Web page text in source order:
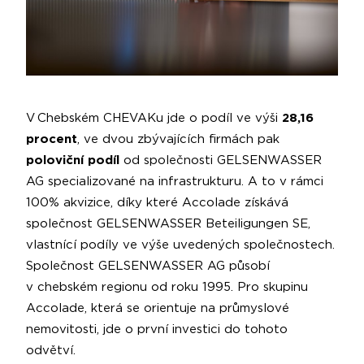
V Chebském CHEVAKu jde o podíl ve výši 28,16
procent, ve dvou zbývajících firmách pak
poloviční podíl od společnosti GELSENWASSER
AG specializované na infrastrukturu. A to v rámci
100% akvizice, díky které Accolade získává
společnost GELSENWASSER Beteiligungen SE,
vlastnící podíly ve výše uvedených společnostech.
Společnost GELSENWASSER AG působí
v chebském regionu od roku 1995. Pro skupinu
Accolade, která se orientuje na průmyslové
nemovitosti, jde o první investici do tohoto
odvětví.